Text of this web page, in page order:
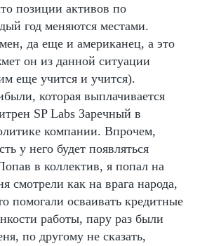
позиции активов по
год меняются местами.
да еще и американец, а это
он из данной ситуации
еще учится и учится).
которая выплачивается
SP Labs Заречный в
компании. Впрочем,
у него будет появляться
в коллектив, я попал на
смотрели как на врага народа,
помогали осваивать кредитные
работы, пару раз были
по другому не сказать,